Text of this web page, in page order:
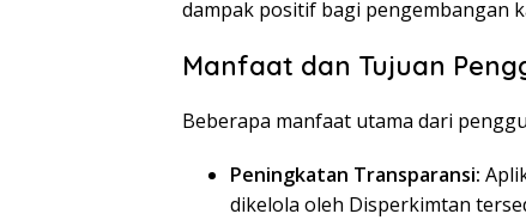
dampak positif bagi pengembangan
Manfaat dan Tujuan
Beberapa manfaat utama dari
Peningkatan Transparansi:
dikelola oleh Disperkimtan